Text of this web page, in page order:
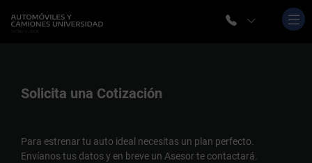
Solicita una Cotización
Para estrenar tu auto ideal necesitas un plan perfecto.
Envíanos tus datos y en breve un Asesor te contactará.